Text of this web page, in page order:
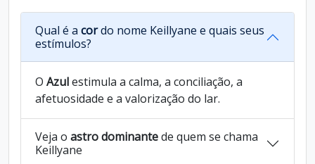
Qual é a cordo nome Keillyane e quais seus
estímulos?
O Azulestimula a calma, a conciliação, a
afetuosidade e a valorização do lar.
Veja o astro dominantede quem se chama
Keillyane